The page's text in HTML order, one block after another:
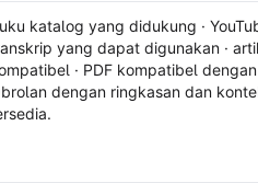
katalog yang didukung ·
yang dapat digunakan ·
· PDF kompatibel
dengan ringkasan dan